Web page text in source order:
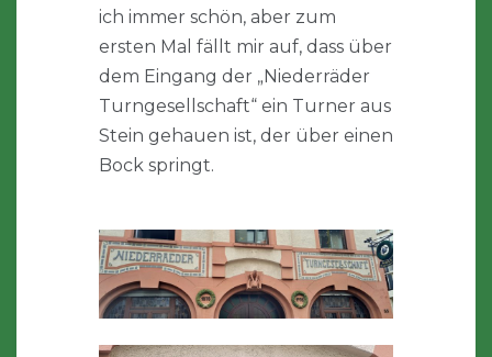
ich immer schön, aber zum
ersten Mal fällt mir auf, dass über
dem Eingang der „Niederräder
Turngesellschaft“ ein Turner aus
Stein gehauen ist, der über einen
Bock springt.